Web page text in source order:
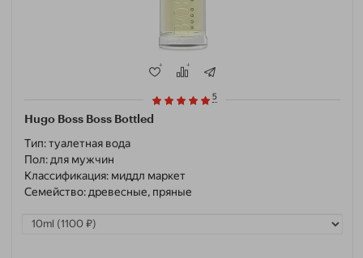
Hugo Boss Boss Bottled
5
Тип:туалетная вода
Пол: для мужчин
Классификация: миддл маркет
Семейство: древесные, пряные